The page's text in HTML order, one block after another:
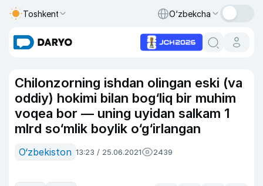
Toshkent O‘zbekcha
Chilonzorning ishdan olingan eski (va
oddiy) hokimi bilan bog‘liq bir muhim
voqea bor — uning uyidan salkam 1
mlrd so‘mlik boylik o‘g‘irlangan
O‘zbekiston 13:23 / 25.06.2021 2439